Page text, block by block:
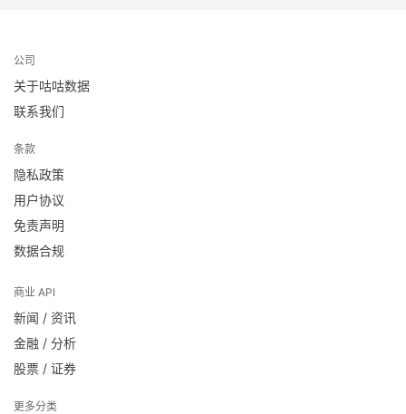
公司
关于咕咕数据
联系我们
条款
隐私政策
用户协议
免责声明
数据合规
商业 API
新闻 / 资讯
金融 / 分析
股票 / 证券
更多分类